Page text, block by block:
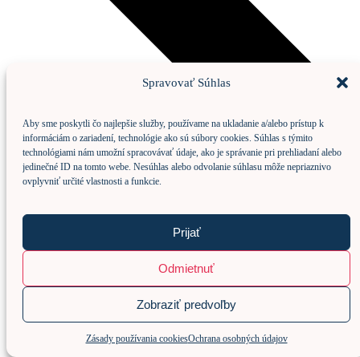
Spravovať Súhlas
Aby sme poskytli čo najlepšie služby, používame na ukladanie a/alebo prístup k
informáciám o zariadení, technológie ako sú súbory cookies. Súhlas s týmito
technológiami nám umožní spracovávať údaje, ako je správanie pri prehliadaní alebo
jedinečné ID na tomto webe. Nesúhlas alebo odvolanie súhlasu môže nepriaznivo
ovplyvniť určité vlastnosti a funkcie.
Prijať
Odmietnuť
Zobraziť predvoľby
Zásady používania cookiesOchrana osobných údajov